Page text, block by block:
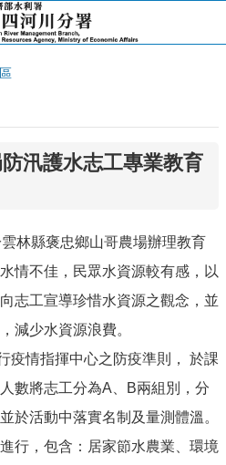
汛護水志工專業教育
林縣褒忠鄉山哥農場辦理教育
情不佳，民眾水資源較有感，以
志工宣導珍惜水資源之觀念，並
減少水資源浪費。
情指揮中心之防疫準則， 於課
數將志工分為A、B兩組別，分
於活動中落實名制及量測體溫。
行，包含：居家節水農業、環境